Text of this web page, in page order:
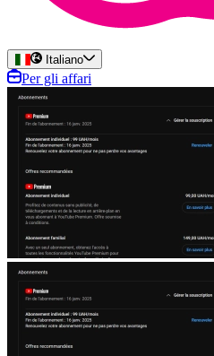
Italiano
Per gli affari